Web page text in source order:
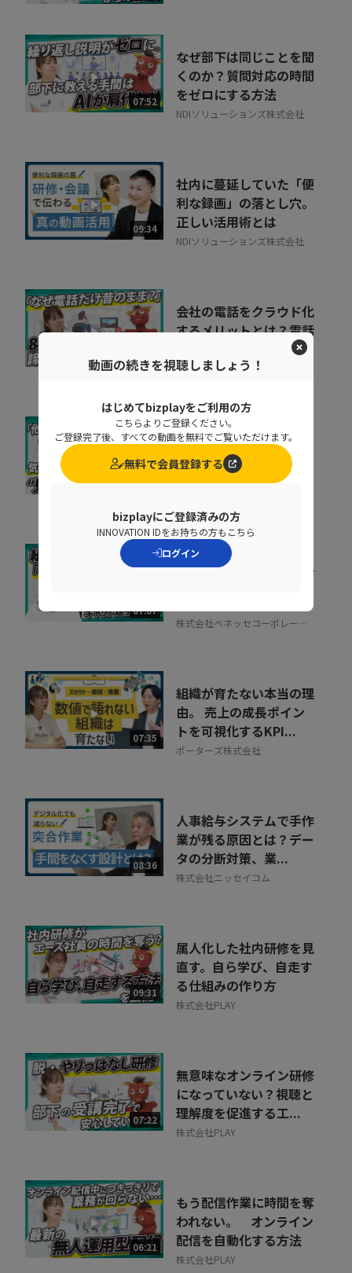
07:52
なぜ部下は同じことを聞
くのか？質問対応の時間
をゼロにする方法
NDIソリューションズ株式会社
09:34
社内に蔓延していた「便
利な録画」の落とし穴。
正しい活用術とは
NDIソリューションズ株式会社
会社の電話をクラウド化
するメリットとは？電話
業務を効率化する方法
トビラシステムズ株式会社
07:20
取りこぼしはなぜ起き
る？“見えない失注”を
防ぐ営業の仕組み改革
07:07
キャリア迷子を防ぐ！組
株式会社ベネッセコーポレーシ
07:35
組織が育たない本当の理
由。 売上の成長ポイン
トを可視化するKPI...
ポーターズ株式会社
08:36
人事給与システムで手作
業が残る原因とは？デー
タの分断対策、業...
株式会社ニッセイコム
09:31
属人化した社内研修を見
直す。自ら学び、自走す
る仕組みの作り方
株式会社PLAY
07:22
無意味なオンライン研修
になっていない？視聴と
理解度を促進する工...
株式会社PLAY
06:21
もう配信作業に時間を奪
われない。 オンライン
配信を自動化する方法
株式会社PLAY
動画の続きを視聴しましょう！
はじめてbizplayをご利用の方
こちらよりご登録ください。
ご登録完了後、すべての動画を無料でご覧いただけます。
無料で会員登録する
bizplayにご登録済みの方
INNOVATION IDをお持ちの方もこちら
ログイン